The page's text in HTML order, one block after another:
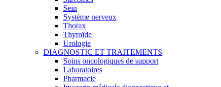
Sein
Système nerveux
Thorax
Thyroïde
Urologie
DIAGNOSTIC ET TRAITEMENTS
Soins oncologiques de support
Laboratoires
Pharmacie